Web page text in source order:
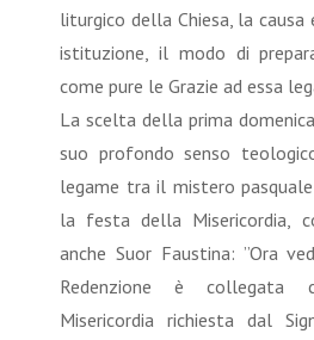
liturgico della Chiesa, la
istituzione, il modo di
come pure le Grazie ad essa
La scelta della prima
suo profondo senso
legame tra il mistero
la festa della Misericordia,
anche Suor Faustina: ”Ora
Redenzione è collegata
Misericordia richiesta dal